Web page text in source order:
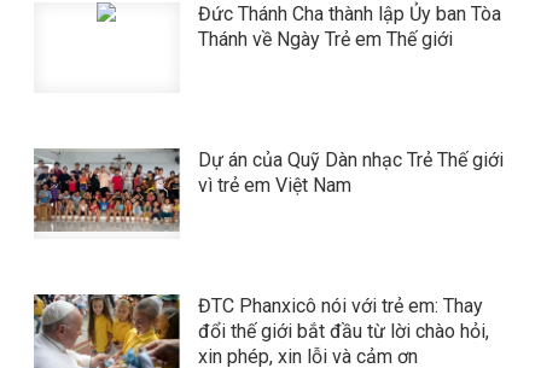
​​​​​​​Đức Thánh Cha thành lập Ủy ban Tòa
Thánh về Ngày Trẻ em Thế giới
Dự án của Quỹ Dàn nhạc Trẻ Thế giới
vì trẻ em Việt Nam
ĐTC Phanxicô nói với trẻ em: Thay
đổi thế giới bắt đầu từ lời chào hỏi,
xin phép, xin lỗi và cảm ơn